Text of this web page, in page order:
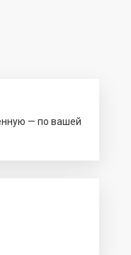
— по вашей